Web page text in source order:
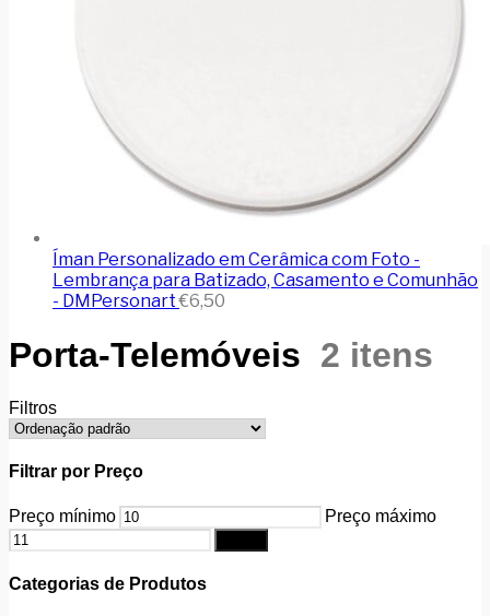
Íman Personalizado em Cerâmica com Foto -
Lembrança para Batizado, Casamento e Comunhão
- DMPersonart €6,50
Porta-Telemóveis 2 itens
Filtros
Filtrar por Preço
Preço mínimo Preço máximo
Categorias de Produtos